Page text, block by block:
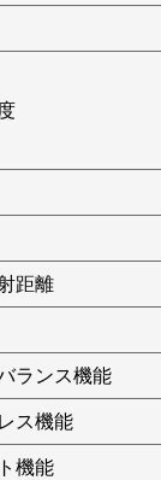
距離
ランス機能
ス機能
機能